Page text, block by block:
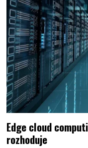
Edge cloud
rozhoduje